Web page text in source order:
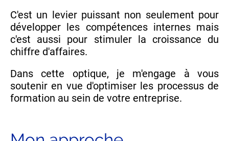
C'est un levier puissant non seulement pour
développer les compétences internes mais
c'est aussi pour stimuler la croissance du
chiffre d'affaires.
Dans cette optique, je m'engage à vous
soutenir en vue d'optimiser les processus de
formation au sein de votre entreprise.